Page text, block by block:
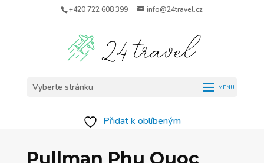
+420 722 608 399 info@24travel.cz
Vyberte stránku
Přidat k oblíbeným
Pullman Phu Quoc